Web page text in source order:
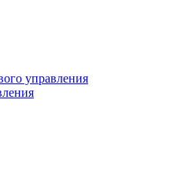
управления